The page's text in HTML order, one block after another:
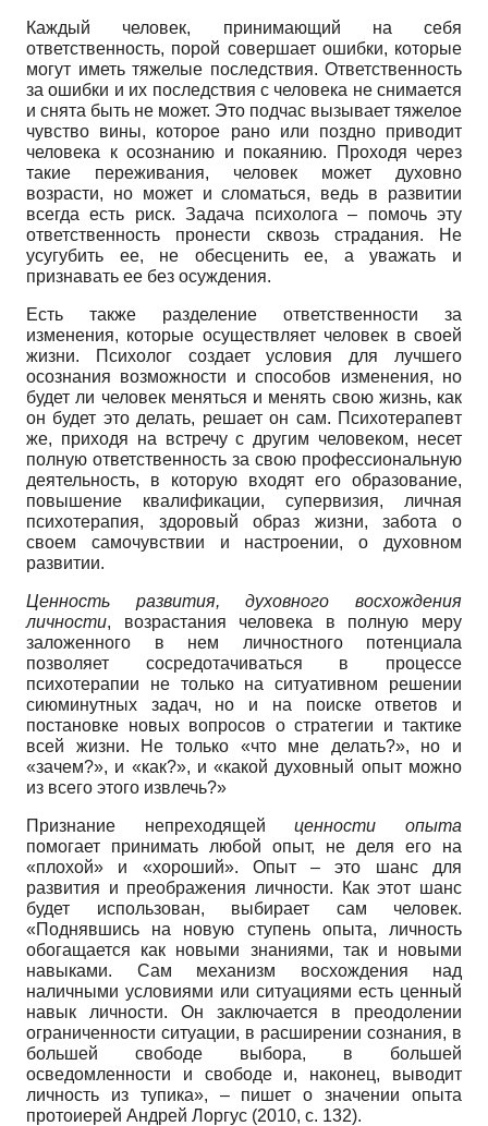
Каждый человек, принимающий на себя
ответственность, порой совершает ошибки, которые
могут иметь тяжелые последствия. Ответственность
за ошибки и их последствия с человека не снимается
и снята быть не может. Это подчас вызывает тяжелое
чувство вины, которое рано или поздно приводит
человека к осознанию и покаянию. Проходя через
такие переживания, человек может духовно
возрасти, но может и сломаться, ведь в развитии
всегда есть риск. Задача психолога – помочь эту
ответственность пронести сквозь страдания. Не
усугубить ее, не обесценить ее, а уважать и
признавать ее без осуждения.
Есть также разделение ответственности за
изменения, которые осуществляет человек в своей
жизни. Психолог создает условия для лучшего
осознания возможности и способов изменения, но
будет ли человек меняться и менять свою жизнь, как
он будет это делать, решает он сам. Психотерапевт
же, приходя на встречу с другим человеком, несет
полную ответственность за свою профессиональную
деятельность, в которую входят его образование,
повышение квалификации, супервизия, личная
психотерапия, здоровый образ жизни, забота о
своем самочувствии и настроении, о духовном
развитии.
Ценность развития, духовного восхождения
личности, возрастания человека в полную меру
заложенного в нем личностного потенциала
позволяет сосредотачиваться в процессе
психотерапии не только на ситуативном решении
сиюминутных задач, но и на поиске ответов и
постановке новых вопросов о стратегии и тактике
всей жизни. Не только «что мне делать?», но и
«зачем?», и «как?», и «какой духовный опыт можно
из всего этого извлечь?»
Признание непреходящейценности опыта
помогает принимать любой опыт, не деля его на
«плохой» и «хороший». Опыт – это шанс для
развития и преображения личности. Как этот шанс
будет использован, выбирает сам человек.
«Поднявшись на новую ступень опыта, личность
обогащается как новыми знаниями, так и новыми
навыками. Сам механизм восхождения над
наличными условиями или ситуациями есть ценный
навык личности. Он заключается в преодолении
ограниченности ситуации, в расширении сознания, в
большей свободе выбора, в большей
осведомленности и свободе и, наконец, выводит
личность из тупика», – пишет о значении опыта
протоиерей Андрей Лоргус (2010, с. 132).